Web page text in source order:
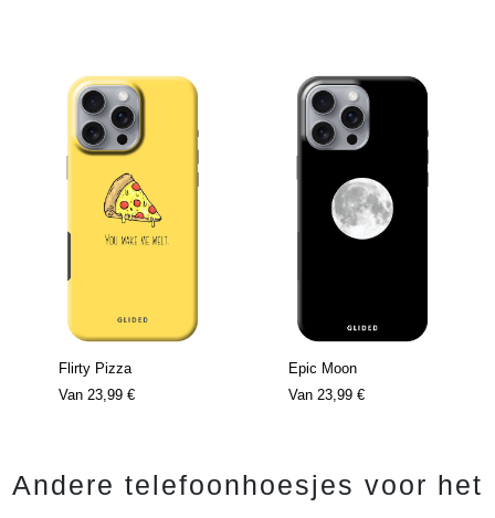
Flirty Pizza
Van 23,99 €
Epic Moon
Van 23,99 €
Andere telefoonhoesjes voor het